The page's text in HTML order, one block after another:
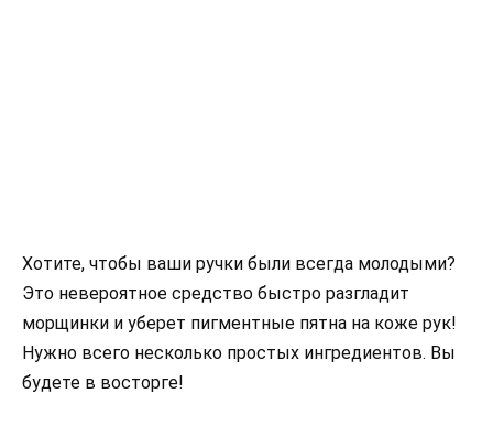
Хотите, чтобы ваши ручки были всегда молодыми?
Это невероятное средство быстро разгладит
морщинки и уберет пигментные пятна на коже рук!
Нужно всего несколько простых ингредиентов. Вы
будете в восторге!